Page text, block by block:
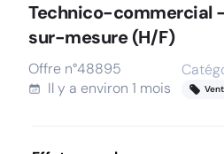
Technico-commercial
sur-mesure (H/F)
Offre n°48895
Il y a environ 1 mois